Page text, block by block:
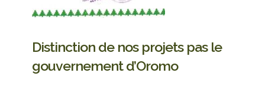
Distinction de nos projets pas le
gouvernement d’Oromo